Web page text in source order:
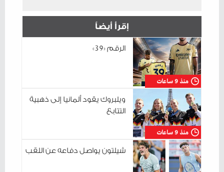
إقرأ أيضاً
منذ 9 ساعات
الرقم «39»
منذ 9 ساعات
ويلبروك يقود ألمانيا إلى ذهبية
التتابع
شيلتون يواصل دفاعه عن اللقب